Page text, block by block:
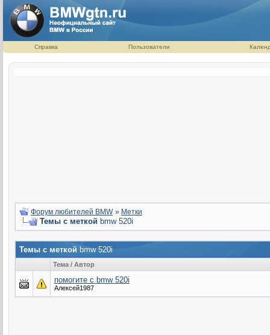
Справка Пользователи
Форум любителей BMW » Метки
Темы с меткой bmw 520i
Темы с меткой bmw 520i
Тема / Автор
помогите с bmw 520i
Алексей1987